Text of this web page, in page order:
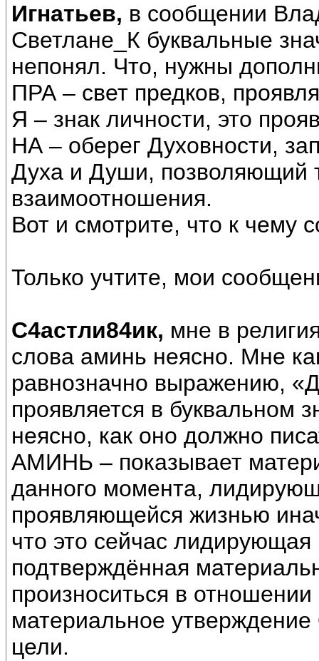
Игнатьев, в сообщении
Светлане_К буквальные
непонял. Что, нужны
ПРА – свет предков,
Я – знак личности, это
НА – оберег Духовности,
Духа и Души, позволяющий
взаимоотношения.
Вот и смотрите, что к чему
Только учтите, мои
С4астли84ик, мне в
слова аминь неясно. Мне
равнозначно выражению,
проявляется в буквальном
неясно, как оно должно
АМИНЬ – показывает
данного момента,
проявляющейся жизнью
что это сейчас
подтверждённая
произноситься в
материальное
цели.